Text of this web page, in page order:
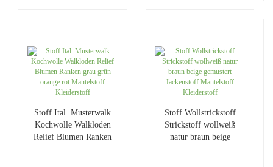
Stoff Ital. Musterwalk
Kochwolle Walkloden
Relief Blumen Ranken
Stoff Wollstrickstoff
Strickstoff wollweiß
natur braun beige